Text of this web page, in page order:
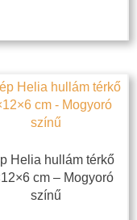
Helia hullám térkő
cm – Mogyoró
színű